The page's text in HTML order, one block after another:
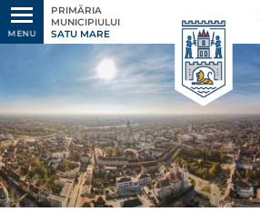
MENU
PRIMĂRIA
MUNICIPIULUI
SATU MARE